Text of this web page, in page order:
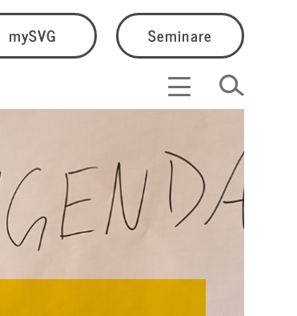
mySVG Seminare